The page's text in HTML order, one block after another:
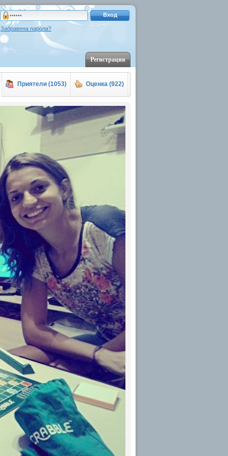
Регистрация
Вход
Забравена парола?
Приятели (1053) Оценка (922)